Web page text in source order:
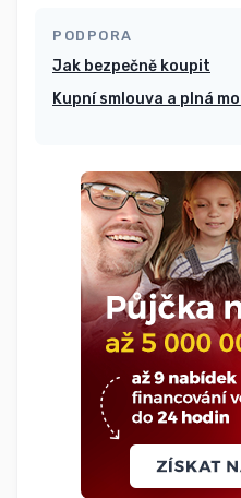
PODPORA
Jak bezpečně koupit
Kupní smlouva a plná